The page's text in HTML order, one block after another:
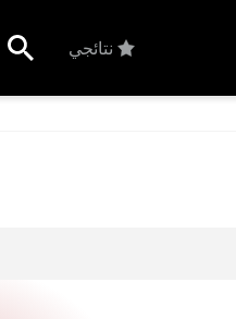
نتائجي